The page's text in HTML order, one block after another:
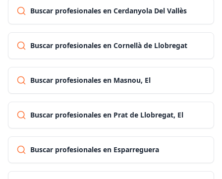
Buscar profesionales en Cerdanyola Del Vallès
Buscar profesionales en Cornellà de Llobregat
Buscar profesionales en Masnou, El
Buscar profesionales en Prat de Llobregat, El
Buscar profesionales en Esparreguera